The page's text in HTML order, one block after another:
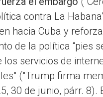
contra La
hacia Cuba y
de la política “pies
servicios de
("Trump firma
30 de junio, párr.